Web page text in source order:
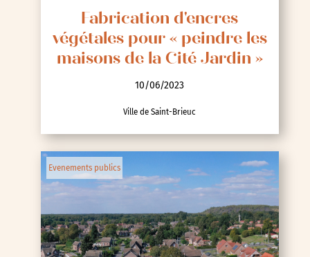
Fabrication d'encres
végétales pour « peindre les
maisons de la Cité Jardin »
10/06/2023
Ville de Saint-Brieuc
Evenements publics